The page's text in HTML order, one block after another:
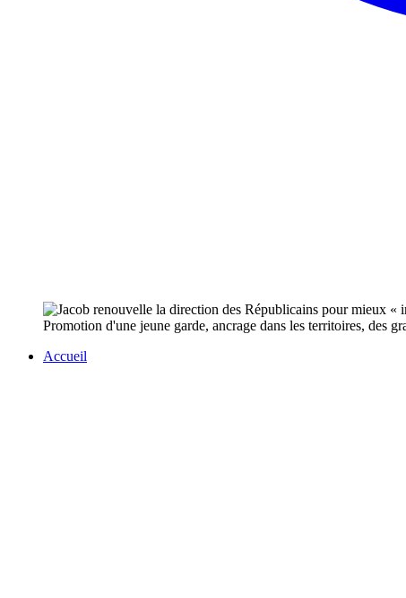
Promotion d'une jeune garde, ancrage dans les territoires, des
Accueil